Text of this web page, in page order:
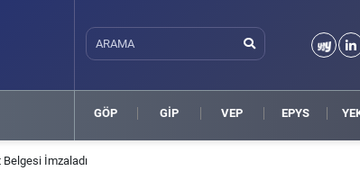
GÖP GİP VEP EPYS
İmzaladı